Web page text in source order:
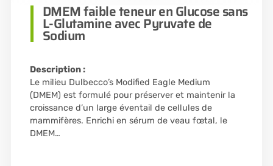
DMEM faible teneur en Glucose sans
L-Glutamine avec Pyruvate de
Sodium
Description :
Le milieu Dulbecco’s Modified Eagle Medium
(DMEM) est formulé pour préserver et maintenir la
croissance d’un large éventail de cellules de
mammifères. Enrichi en sérum de veau fœtal, le
DMEM…